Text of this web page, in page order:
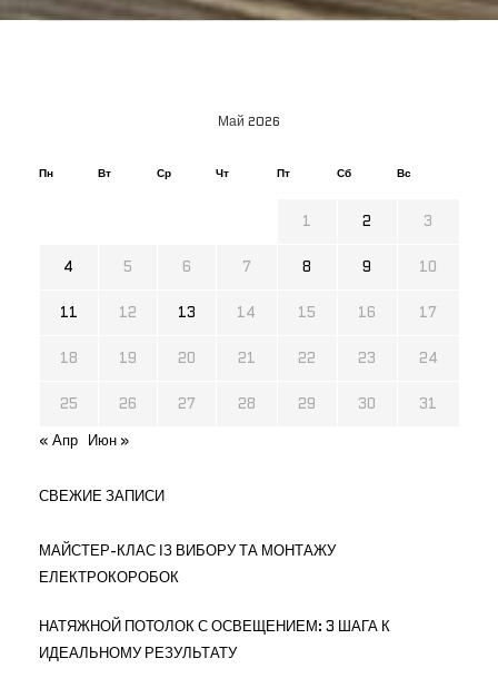
Май 2026
Пн Вт Ср Чт Пт Сб Вс
1 2 3
4 5 6 7 8 9 10
11 12 13 14 15 16 17
18 19 20 21 22 23 24
25 26 27 28 29 30
31
« Апр Июн »
СВЕЖИЕ ЗАПИСИ
МАЙСТЕР-КЛАС ІЗ ВИБОРУ ТА МОНТАЖУ
ЕЛЕКТРОКОРОБОК
НАТЯЖНОЙ ПОТОЛОК С ОСВЕЩЕНИЕМ: 3 ШАГА К
ИДЕАЛЬНОМУ РЕЗУЛЬТАТУ